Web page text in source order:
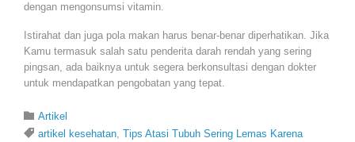
dengan mengonsumsi vitamin.
Istirahat dan juga pola makan harus benar-benar diperhatikan. Jika
Kamu termasuk salah satu penderita darah rendah yang sering
pingsan, ada baiknya untuk segera berkonsultasi dengan dokter
untuk mendapatkan pengobatan yang tepat.
 Category
Artikel
 Tags
artikel kesehatan Tips Atasi Tubuh Sering Lemas Karena